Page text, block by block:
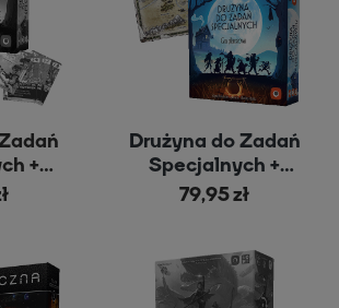
+
Drużyna do Zadań
Specjalnych +
Mapa
79,95 zł